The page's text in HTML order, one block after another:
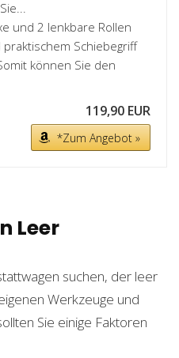
und 2 lenkbare Rollen
Schiebegriff
können Sie den
119,90 EUR
*Zum Angebot »
Leer
suchen, der leer
Werkzeuge und
Sie einige Faktoren